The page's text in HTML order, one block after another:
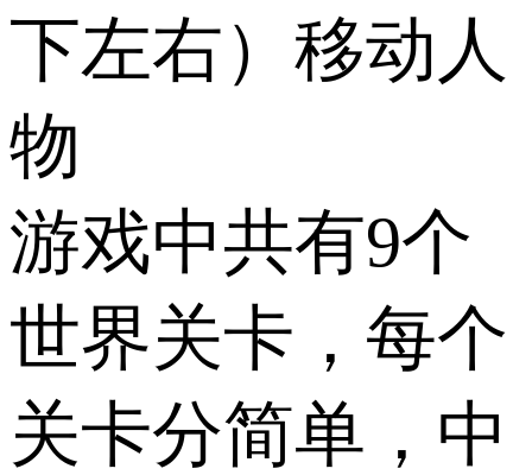
下左右）移动人
物
游戏中共有9个
世界关卡，每个
关卡分简单，中